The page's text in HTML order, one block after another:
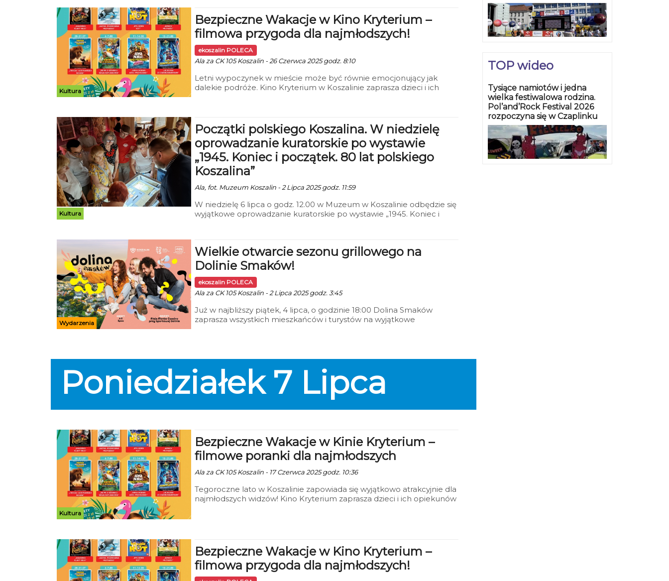
Kultura
Bezpieczne Wakacje w Kino Kryterium –
filmowa przygoda dla najmłodszych!
ekoszalin POLECA
Ala za CK 105 Koszalin - 26 Czerwca 2025 godz. 8:10
Letni wypoczynek w mieście może być równie emocjonujący jak
dalekie podróże. Kino Kryterium w Koszalinie zaprasza dzieci i ich
Kultura
Początki polskiego Koszalina. W niedzielę
oprowadzanie kuratorskie po wystawie
„1945. Koniec i początek. 80 lat polskiego
Koszalina”
Ala, fot. Muzeum Koszalin - 2 Lipca 2025 godz. 11:59
W niedzielę 6 lipca o godz. 12.00 w Muzeum w Koszalinie odbędzie się
wyjątkowe oprowadzanie kuratorskie po wystawie „1945. Koniec i
Wydarzenia
Wielkie otwarcie sezonu grillowego na
Dolinie Smaków!
ekoszalin POLECA
Ala za CK 105 Koszalin - 2 Lipca 2025 godz. 3:45
Już w najbliższy piątek, 4 lipca, o godzinie 18:00 Dolina Smaków
zaprasza wszystkich mieszkańców i turystów na wyjątkowe
Organizatorzy zadbali o to, aby każdy mógł poczuć prawdziwy letni
klimat — kiełbaski będą dostępne bezpłatnie, a dodatkowo
przygotowano liczne strefy tematyczne.
Poniedziałek 7 Lipca
Kultura
Bezpieczne Wakacje w Kinie Kryterium –
filmowe poranki dla najmłodszych
Ala za CK 105 Koszalin - 17 Czerwca 2025 godz. 10:36
Tegoroczne lato w Koszalinie zapowiada się wyjątkowo atrakcyjnie dla
najmłodszych widzów! Kino Kryterium zaprasza dzieci i ich opiekunów
Bezpieczne Wakacje w Kino Kryterium –
filmowa przygoda dla najmłodszych!
TOP wideo
Tysiące namiotów i jedna
wielka festiwalowa rodzina.
Pol’and’Rock Festival 2026
rozpoczyna się w Czaplinku